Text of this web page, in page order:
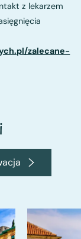
z lekarzem
zalecane-